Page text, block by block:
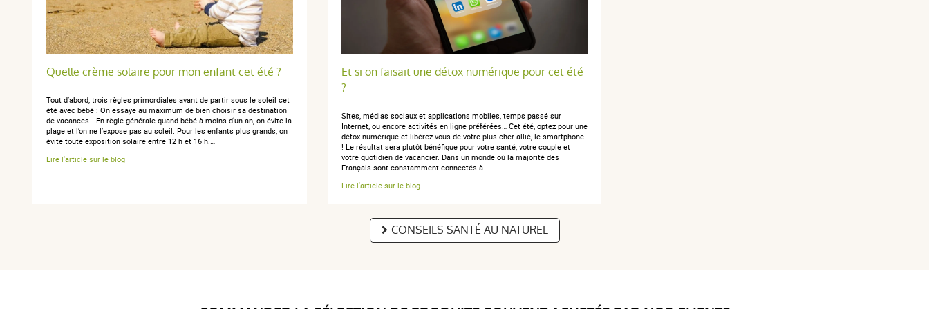
Quelle crème solaire pour mon enfant cet été ?
Tout d’abord, trois règles primordiales avant de partir sous le soleil cet
été avec bébé : On essaye au maximum de bien choisir sa destination
de vacances… En règle générale quand bébé à moins d’un an, on évite la
plage et l’on ne l’expose pas au soleil. Pour les enfants plus grands, on
évite toute exposition solaire entre 12 h et 16 h.…
Lire l'article sur le blog
Et si on faisait une détox numérique pour cet été
?
Sites, médias sociaux et applications mobiles, temps passé sur
Internet, ou encore activités en ligne préférées… Cet été, optez pour une
détox numérique et libérez-vous de votre plus cher allié, le smartphone
! Le résultat sera plutôt bénéfique pour votre santé, votre couple et
votre quotidien de vacancier. Dans un monde où la majorité des
Français sont constamment connectés à…
Lire l'article sur le blog
CONSEILS SANTÉ AU NATUREL